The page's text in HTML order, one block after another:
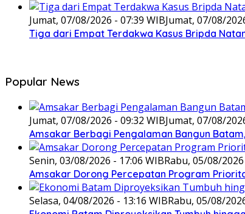
Jumat, 07/08/2026 - 07:39 WIBJumat, 07/08/
Tiga dari Empat Terdakwa Kasus Bripda
Popular News
Jumat, 07/08/2026 - 09:32 WIBJumat, 07/08/
Amsakar Berbagi Pengalaman Bangun
Senin, 03/08/2026 - 17:06 WIBRabu, 05/08/
Amsakar Dorong Percepatan Program
Selasa, 04/08/2026 - 13:16 WIBRabu, 05/08/